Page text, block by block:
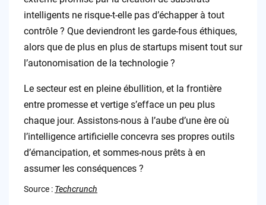
intelligents ne risque-t-elle pas d’échapper à tout
contrôle ? Que deviendront les garde-fous éthiques,
alors que de plus en plus de startups misent tout sur
l’autonomisation de la technologie ?
Le secteur est en pleine ébullition, et la frontière
entre promesse et vertige s’efface un peu plus
chaque jour. Assistons-nous à l’aube d’une ère où
l’intelligence artificielle concevra ses propres outils
d’émancipation, et sommes-nous prêts à en
assumer les conséquences ?
Source : Techcrunch